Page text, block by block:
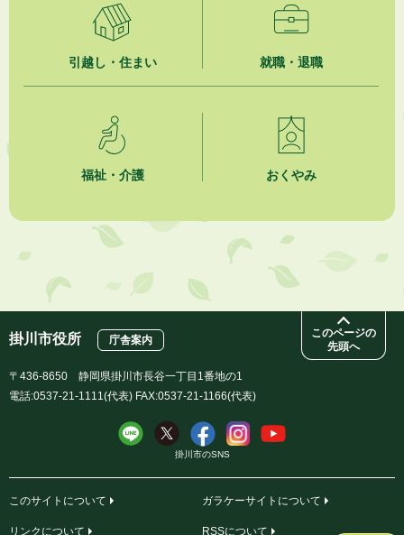
引越し・住まい 就職・退職
福祉・介護 おくやみ
このページの
先頭へ
掛川市役所 庁舎案内
〒436-8650 静岡県掛川市長谷一丁目1番地の1
電話:0537-21-1111(代表) FAX:0537-21-1166(代表)
掛川市のSNS
このサイトについて ガラケーサイトについて
リンクについて RSSについて